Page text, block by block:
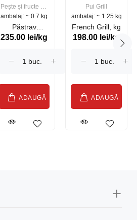
Pește și fructe de
mare
ambalaj: ~ 0.7 kg
Păstrav
Somonat
235.00 lei/kg
ADAUGĂ
Pui Grill
ambalaj: ~ 1.25 kg
French Grill, kg
198.00 lei/kg
ADAUGĂ